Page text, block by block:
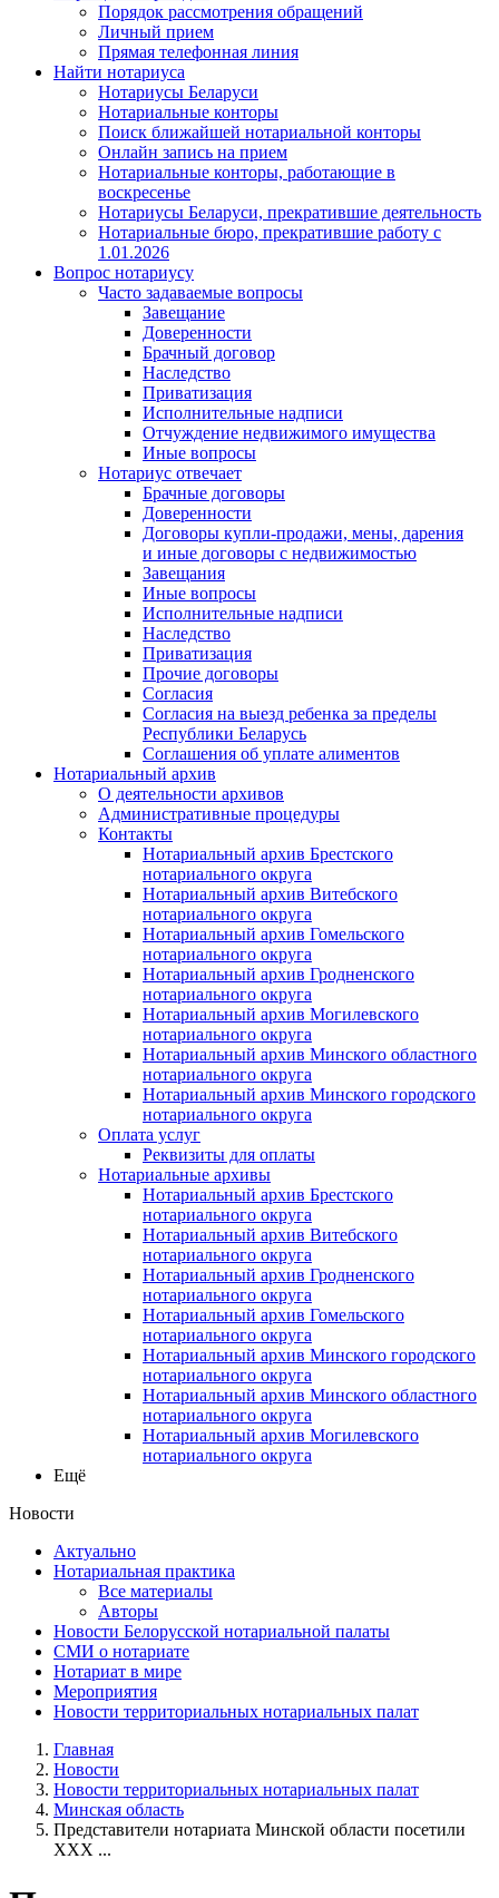
Порядок рассмотрения обращений
Личный прием
Прямая телефонная линия
Найти нотариуса
Нотариусы Беларуси
Нотариальные конторы
Поиск ближайшей нотариальной конторы
Онлайн запись на прием
Нотариальные конторы, работающие в
воскресенье
Нотариусы Беларуси, прекратившие деятельность
Нотариальные бюро, прекратившие работу с
1.01.2026
Вопрос нотариусу
Часто задаваемые вопросы
Завещание
Доверенности
Брачный договор
Наследство
Приватизация
Исполнительные надписи
Отчуждение недвижимого имущества
Иные вопросы
Нотариус отвечает
Брачные договоры
Доверенности
Договоры купли-продажи, мены, дарения
и иные договоры с недвижимостью
Завещания
Иные вопросы
Исполнительные надписи
Наследство
Приватизация
Прочие договоры
Согласия
Согласия на выезд ребенка за пределы
Республики Беларусь
Соглашения об уплате алиментов
Нотариальный архив
О деятельности архивов
Административные процедуры
Контакты
Нотариальный архив Брестского
нотариального округа
Нотариальный архив Витебского
нотариального округа
Нотариальный архив Гомельского
нотариального округа
Нотариальный архив Гродненского
нотариального округа
Нотариальный архив Могилевского
нотариального округа
Нотариальный архив Минского областного
нотариального округа
Нотариальный архив Минского городского
нотариального округа
Оплата услуг
Реквизиты для оплаты
Нотариальные архивы
Нотариальный архив Брестского
нотариального округа
Нотариальный архив Витебского
нотариального округа
Нотариальный архив Гродненского
нотариального округа
Нотариальный архив Гомельского
нотариального округа
Нотариальный архив Минского городского
нотариального округа
Нотариальный архив Минского областного
нотариального округа
Нотариальный архив Могилевского
нотариального округа
Ещё
Новости
Актуально
Нотариальная практика
Все материалы
Авторы
Новости Белорусской нотариальной палаты
СМИ о нотариате
Нотариат в мире
Мероприятия
Новости территориальных нотариальных палат
Главная
Новости
Новости территориальных нотариальных палат
Минская область
Представители нотариата Минской области посетили
ХХХ ...